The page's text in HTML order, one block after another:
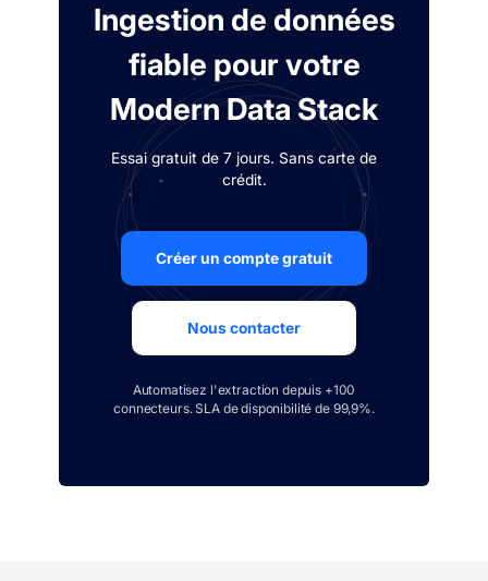
Ingestion de données
fiable pour votre
Modern Data Stack
Essai gratuit de 7 jours. Sans carte de
crédit.
Créer un compte gratuit
Nous contacter
Automatisez l'extraction depuis +100
connecteurs. SLA de disponibilité de 99,9%.